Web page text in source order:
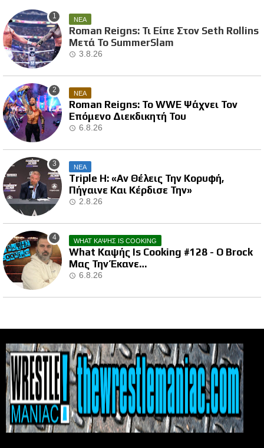
ΝΕΑ
Roman Reigns: Τι Είπε Στον Seth Rollins
Μετά Το SummerSlam
3.8.26
ΝΕΑ
Roman Reigns: Το WWE Ψάχνει Τον
Επόμενο Διεκδικητή Του
6.8.26
ΝΕΑ
Triple H: «Αν Θέλεις Την Κορυφή,
Πήγαινε Και Κέρδισε Την»
2.8.26
WHAT ΚΑΨΗΣ IS COOKING
What Καψής Is Cooking #128 - Ο Brock
Μας Την Έκανε…
6.8.26